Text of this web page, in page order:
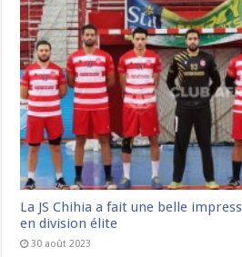
La JS Chihia a fait une belle
en division élite
30 août 2023